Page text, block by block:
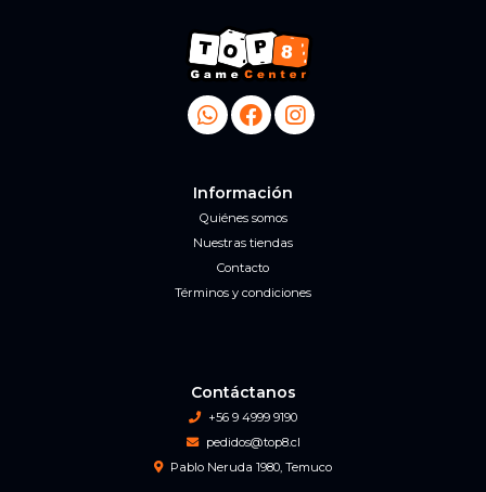
Información
Quiénes somos
Nuestras tiendas
Contacto
Términos y condiciones
Contáctanos
+56 9 4999 9190
pedidos@top8.cl
Pablo Neruda 1980, Temuco